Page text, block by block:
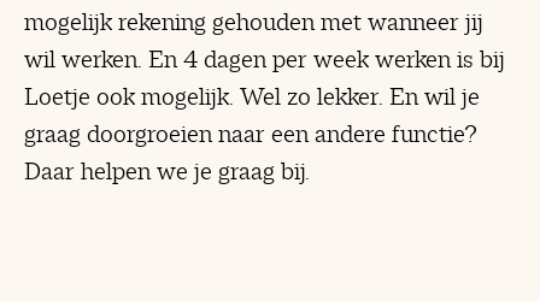
mogelijk rekening gehouden met wanneer jij
wil werken. En 4 dagen per week werken is bij
Loetje ook mogelijk. Wel zo lekker. En wil je
graag doorgroeien naar een andere functie?
Daar helpen we je graag bij.